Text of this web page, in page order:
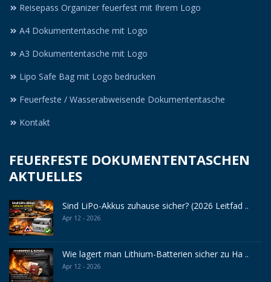
Reisepass Organizer feuerfest mit Ihrem Logo
A4 Dokumententasche mit Logo
A3 Dokumententasche mit Logo
Lipo Safe Bag mit Logo bedrucken
Feuerfeste / Wasserabweisende Dokumententasche
Kontakt
FEUERFESTE DOKUMENTENTASCHEN
AKTUELLES
Sind LiPo-Akkus zuhause sicher? (2026 Leitfad ..
Apr 12 - 2026
Wie lagert man Lithium-Batterien sicher zu Ha ..
Apr 12 - 2026